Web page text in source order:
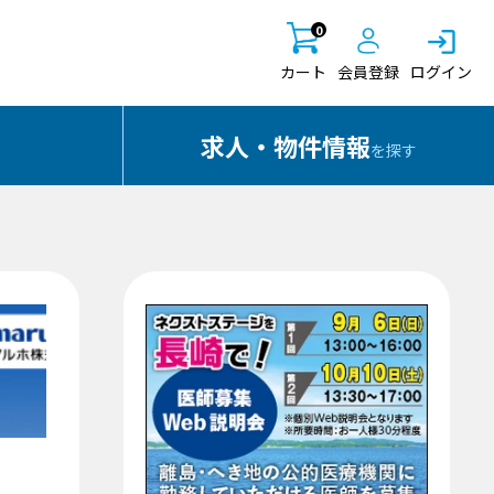
0
カート 会員登録 ログイン
求人・物件情報を探す